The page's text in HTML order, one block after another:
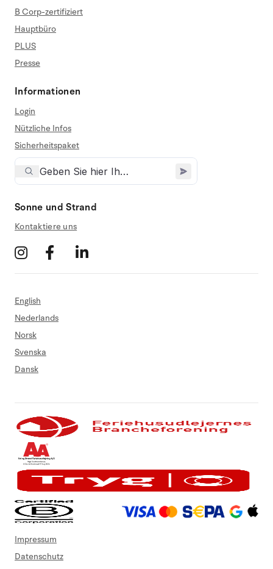
B Corp-zertifiziert
Hauptbüro
PLUS
Presse
Informationen
Login
Nützliche Infos
Sicherheitspaket
Sonne und Strand
Kontaktiere uns
English
Nederlands
Norsk
Svenska
Dansk
Impressum
Datenschutz